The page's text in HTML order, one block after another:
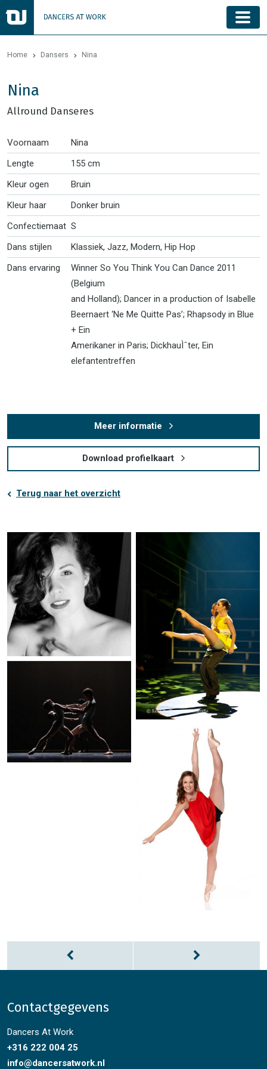
Home Dansers Nina
Nina
Allround Danseres
Voornaam
Nina
Lengte
155 cm
Kleur ogen
Bruin
Kleur haar
Donker bruin
Confectiemaat S
Dans stijlen
Klassiek, Jazz, Modern, Hip Hop
Dans ervaring
Winner So You Think You Can Dance 2011
(Belgium
and Holland); Dancer in a production of Isabelle
Beernaert ‘Ne Me Quitte Pas’; Rhapsody in Blue
+ Ein
Amerikaner in Paris; DickhauÌˆter, Ein
elefantentreffen
Meer informatie
Download profielkaart
Terug naar het overzicht
Contactgegevens
Dancers At Work
+316 222 004 25
info@dancersatwork.nl